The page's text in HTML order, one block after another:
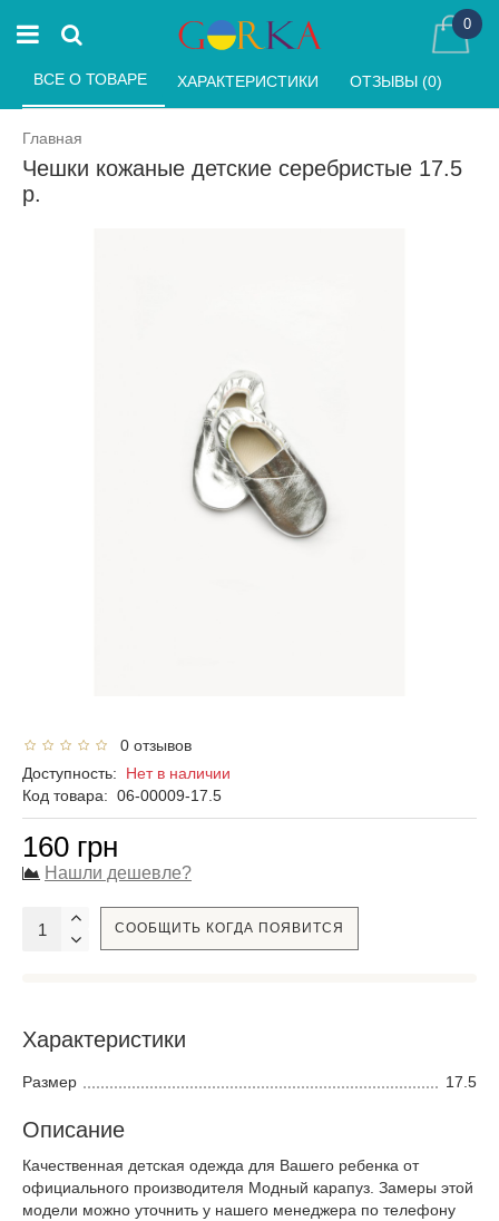
0
Главная
Чешки кожаные детские серебристые 17.5
р.
ВСЕ О ТОВАРЕ ХАРАКТЕРИСТИКИ ОТЗЫВЫ (0)
0 отзывов
Доступность: Нет в наличии
Код товара: 06-00009-17.5
160 грн
Нашли дешевле?
СООБЩИТЬ КОГДА ПОЯВИТСЯ
Характеристики
Размер 17.5
Описание
Качественная детская одежда для Вашего ребенка от
официального производителя Модный карапуз. Замеры этой
модели можно уточнить у нашего менеджера по телефону